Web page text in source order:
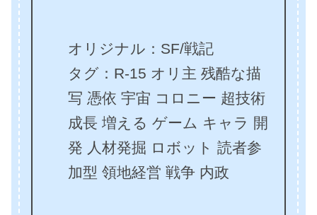
オリジナル：SF/戦記
タグ：R-15 オリ主 残酷な描
写 憑依 宇宙 コロニー 超技術
成長 増える ゲーム キャラ 開
発 人材発掘 ロボット 読者参
加型 領地経営 戦争 内政